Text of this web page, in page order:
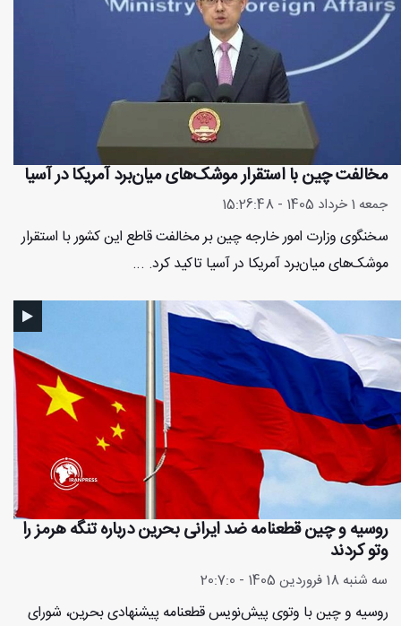
مخالفت چین با استقرار موشک‌های میان‌برد آمریکا در آسیا
جمعه 1 خرداد 1405 - 15:26:48
سخنگوی وزارت امور خارجه چین بر مخالفت قاطع این کشور با استقرار
موشک‌های میان‌برد آمریکا در آسیا تاکید کرد. ...
روسیه و چین قطعنامه ضد ایرانی بحرین درباره تنگه هرمز را
وتو کردند
سه شنبه 18 فروردین 1405 - 20:7:0
روسیه و چین با وتوی پیش‌نویس قطعنامه پیشنهادی بحرین، شورای